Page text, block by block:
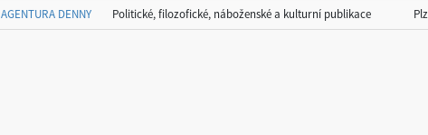
AGENTURA DENNY Politické, filozofické, náboženské a kulturní publikace